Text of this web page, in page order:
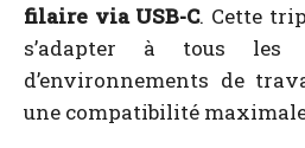
filaire via USB-C. Cette
s’adapter à tous les
d’environnements de
une compatibilité